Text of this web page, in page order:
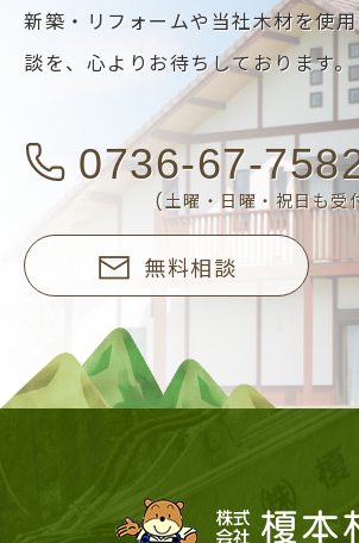
新築・リフォームや当社木材を使
談を、 心よりお待ちしております。
0736-67-
(土曜・日曜・祝日も受
無料相談